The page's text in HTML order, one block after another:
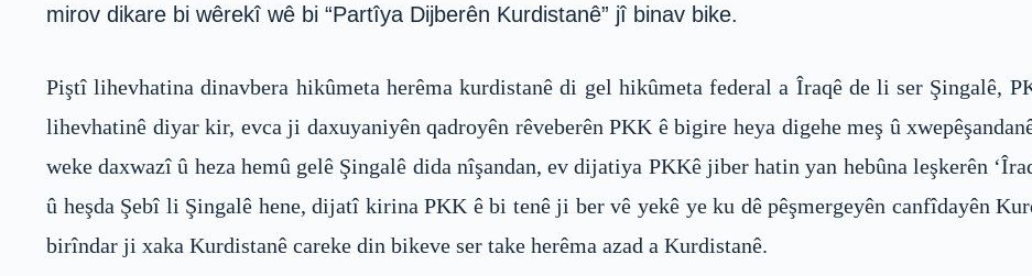
mirov dikare bi wêrekî wê bi “Partîya Dijberên Kurdistanê” jî binav bike.
Piştî lihevhatina dinavbera hikûmeta herêma kurdistanê di gel hikûmeta federal a Îraqê de li ser Şingalê,
lihevhatinê diyar kir, evca ji daxuyaniyên qadroyên rêveberên PKK ê bigire heya digehe meş û
weke daxwazî û heza hemû gelê Şingalê dida nîşandan, ev dijatiya PKKê jiber hatin yan hebûna leşkerên
û heşda Şebî li Şingalê hene, dijatî kirina PKK ê bi tenê ji ber vê yekê ye ku dê pêşmergeyên canfîdayên
birîndar ji xaka Kurdistanê careke din bikeve ser take herêma azad a Kurdistanê.